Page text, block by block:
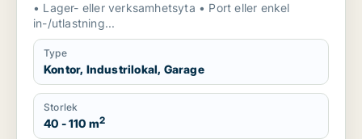
• Lager- eller verksamhetsyta • Port eller enkel
in-/utlastning...
Type
Kontor, Industrilokal, Garage
Storlek
40 - 110 m2